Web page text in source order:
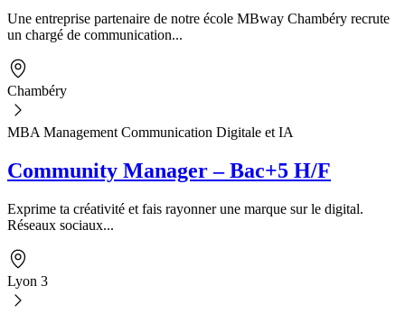
Une entreprise partenaire de notre école MBway Chambéry recrute
un chargé de communication...
Chambéry
MBA Management Communication Digitale et IA
Community Manager – Bac+5 H/F
Exprime ta créativité et fais rayonner une marque sur le digital.
Réseaux sociaux...
Lyon 3